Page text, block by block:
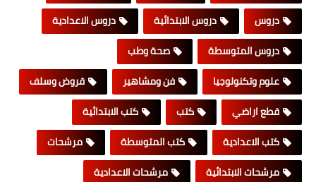
دروس
دروس الابتدائية
دروس الاعدادية
دروس المتوسطة
صحة وطب
علوم وتكنولوجيا
فن ومشاهير
قروض وسلف
قطع اراضي
كتب
كتب الابتدائية
كتب الاعدادية
كتب المتوسطة
مرشحات
مرشحات الابتدائية
مرشحات الاعدادية